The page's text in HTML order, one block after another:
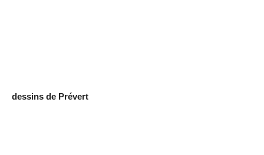
dessins de Prévert